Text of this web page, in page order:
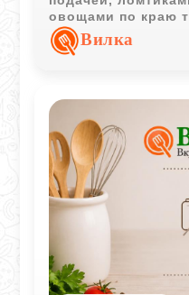
овощами по краю
уксусная заправка
мяса, а только
Вилка